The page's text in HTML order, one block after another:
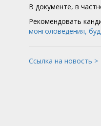
В документе, в
Рекомендовать
монголоведения,
Ссылка на новость >